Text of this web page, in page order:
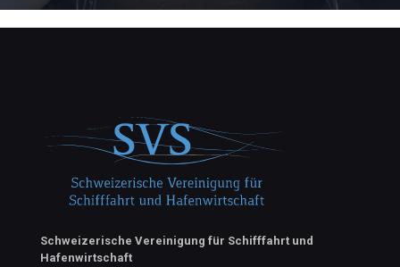
Schweizerische Vereinigung für Schifffahrt und
Hafenwirtschaft